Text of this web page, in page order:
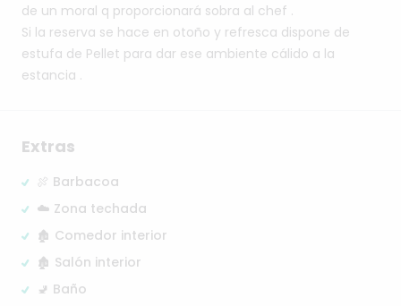
de un moral q proporcionará sobra al chef .
Si la reserva se hace en otoño y refresca dispone de
estufa de Pellet para dar ese ambiente cálido a la
estancia .
Extras
🍖 Barbacoa
☁️ Zona techada
🏚️ Comedor interior
🏚️ Salón interior
🚽 Baño